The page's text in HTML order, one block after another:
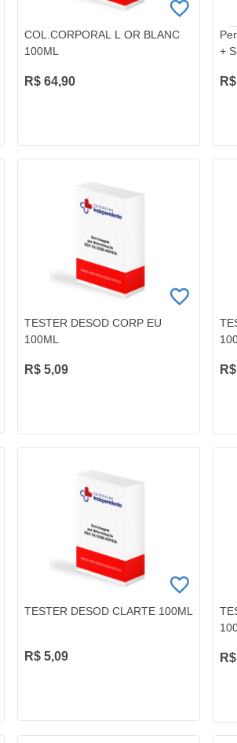
COL.CORPORAL L OR BLANC
100ML
R$ 64,90
+
TESTER DESOD CORP EU
100ML
R$ 5,09
TESTER DESOD CLARTE 100ML
R$ 5,09